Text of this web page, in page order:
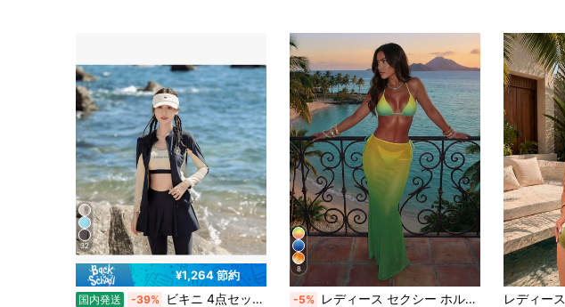
32
¥1,264 節約
国内発送 -39% ビキニ 4点セット 水着 ラッシュガード フレアスカート水着 夏 セパレート水着 水着セット レディース ビキニ ホルターネック ハイウエスト 抽繩 リゾート 海 おしゃれ かわいい 大きいサイズ 水着 レディース 体型カバー
8
-5% レディース セクシー ホルターネック リボン グラデーション ビキニセット 透明メッシュスカート付き 高弾性 3点セット 水着 マーメイド風 バケーション用